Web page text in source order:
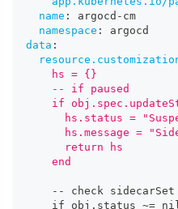
name : argocd - cm
namespace :
argocd
data :
    hs = {}
    -- if paused
if
hs.status =
hs.message =
      return hs
    end
- -
check
if obj.status ~=